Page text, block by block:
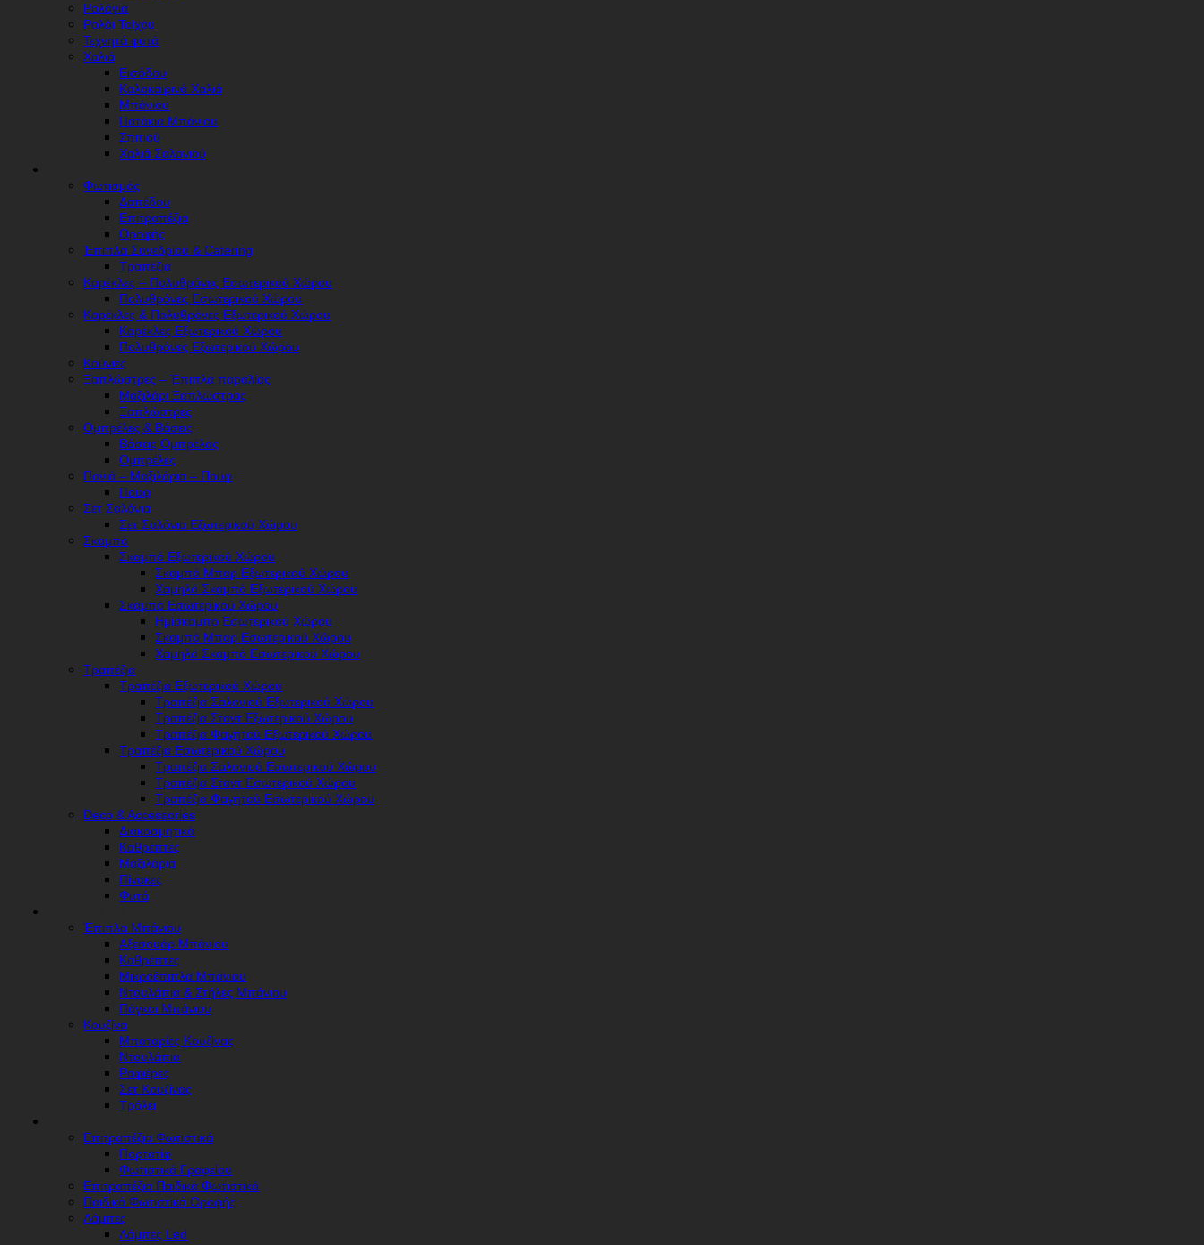
Ρολόγια
Ρολόι Τοίχου
Τεχνητά φυτά
Χαλιά
Εισόδου
Καλοκαιρινά Χαλιά
Μπάνιου
Πατάκια Μπάνιου
Σπιτιού
Χαλιά Σαλονιού
Φωτισμός
Δαπέδου
Επιτραπέζια
Οροφής
Έπιπλα Συνεδρίου & Catering
Τραπέζια
Καρέκλες – Πολυθρόνες Εσωτερικού Χώρου
Πολυθρόνες Εσωτερικού Χώρου
Καρέκλες & Πολυθρόνες Εξωτερικού Χώρου
Καρέκλες Εξωτερικού Χώρου
Πολυθρόνες Εξωτερικού Χώρου
Κούνιες
Ξαπλώστρες – Έπιπλα παραλίας
Μαξιλάρι Ξαπλώστρας
Ξαπλώστρες
Ομπρέλες & Βάσεις
Βάσεις Ομπρέλας
Ομπρέλες
Πανιά – Μαξιλάρια – Πουφ
Πουφ
Σετ Σαλόνια
Σετ Σαλόνια Εξωτερικού Χώρου
Σκαμπό
Σκαμπό Εξωτερικού Χώρου
Σκαμπό Μπαρ Εξωτερικού Χώρου
Χαμηλό Σκαμπό Εξωτερικού Χώρου
Σκαμπό Εσωτερικού Χώρου
Ημίσκαμπο Εσωτερικού Χώρου
Σκαμπό Μπαρ Εσωτερικού Χώρου
Χαμηλό Σκαμπό Εσωτερικού Χώρου
Τραπέζια
Τραπέζια Εξωτερικού Χώρου
Τραπέζια Σαλονιού Εξωτερικού Χώρου
Τραπέζια Σταντ Εξωτερικού Χώρου
Τραπέζια Φαγητού Εξωτερικού Χώρου
Τραπέζια Εσωτερικού Χώρου
Τραπέζια Σαλονιού Εσωτερικού Χώρου
Τραπέζια Σταντ Εσωτερικού Χώρου
Τραπέζια Φαγητού Εσωτερικού Χώρου
Deco & Accessories
Διακοσμητικά
Καθρέπτες
Μαξιλάρια
Πίνακες
Φυτά
Έπιπλα Μπάνιου
Αξεσουάρ Μπάνιου
Καθρέπτες
Μικροέπιπλα Μπάνιου
Ντουλάπια & Στήλες Μπάνιου
Πάγκοι Μπάνιου
Κουζίνα
Μπαταρίες Κουζίνας
Ντουλάπια
Ραφιέρες
Σετ Κουζίνας
Τρόλει
Επιτραπέζια Φωτιστικά
Πορτατίφ
Φωτιστικά Γραφείου
Επιτραπέζια Παιδικά Φωτιστικά
Παιδικά Φωτιστικά Οροφής
Λάμπες
Λάμπες Led